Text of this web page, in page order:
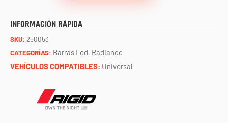
cantidad
INFORMACIÓN RÁPIDA
SKU: 250053
CATEGORÍAS: Barras Led, Radiance
VEHÍCULOS COMPATIBLES: Universal